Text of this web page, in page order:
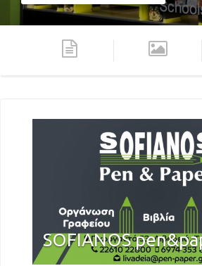
SOFIANOS